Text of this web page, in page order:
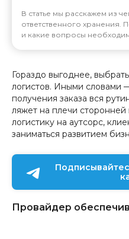
В статье мы расскажем из
ответственного хранения.
и какие вопросы
Гораздо выгоднее,
логистов. Иными словами
получения заказа вся
ляжет на плечи
логистику на аутсорс,
заниматься развитием
Провайдер